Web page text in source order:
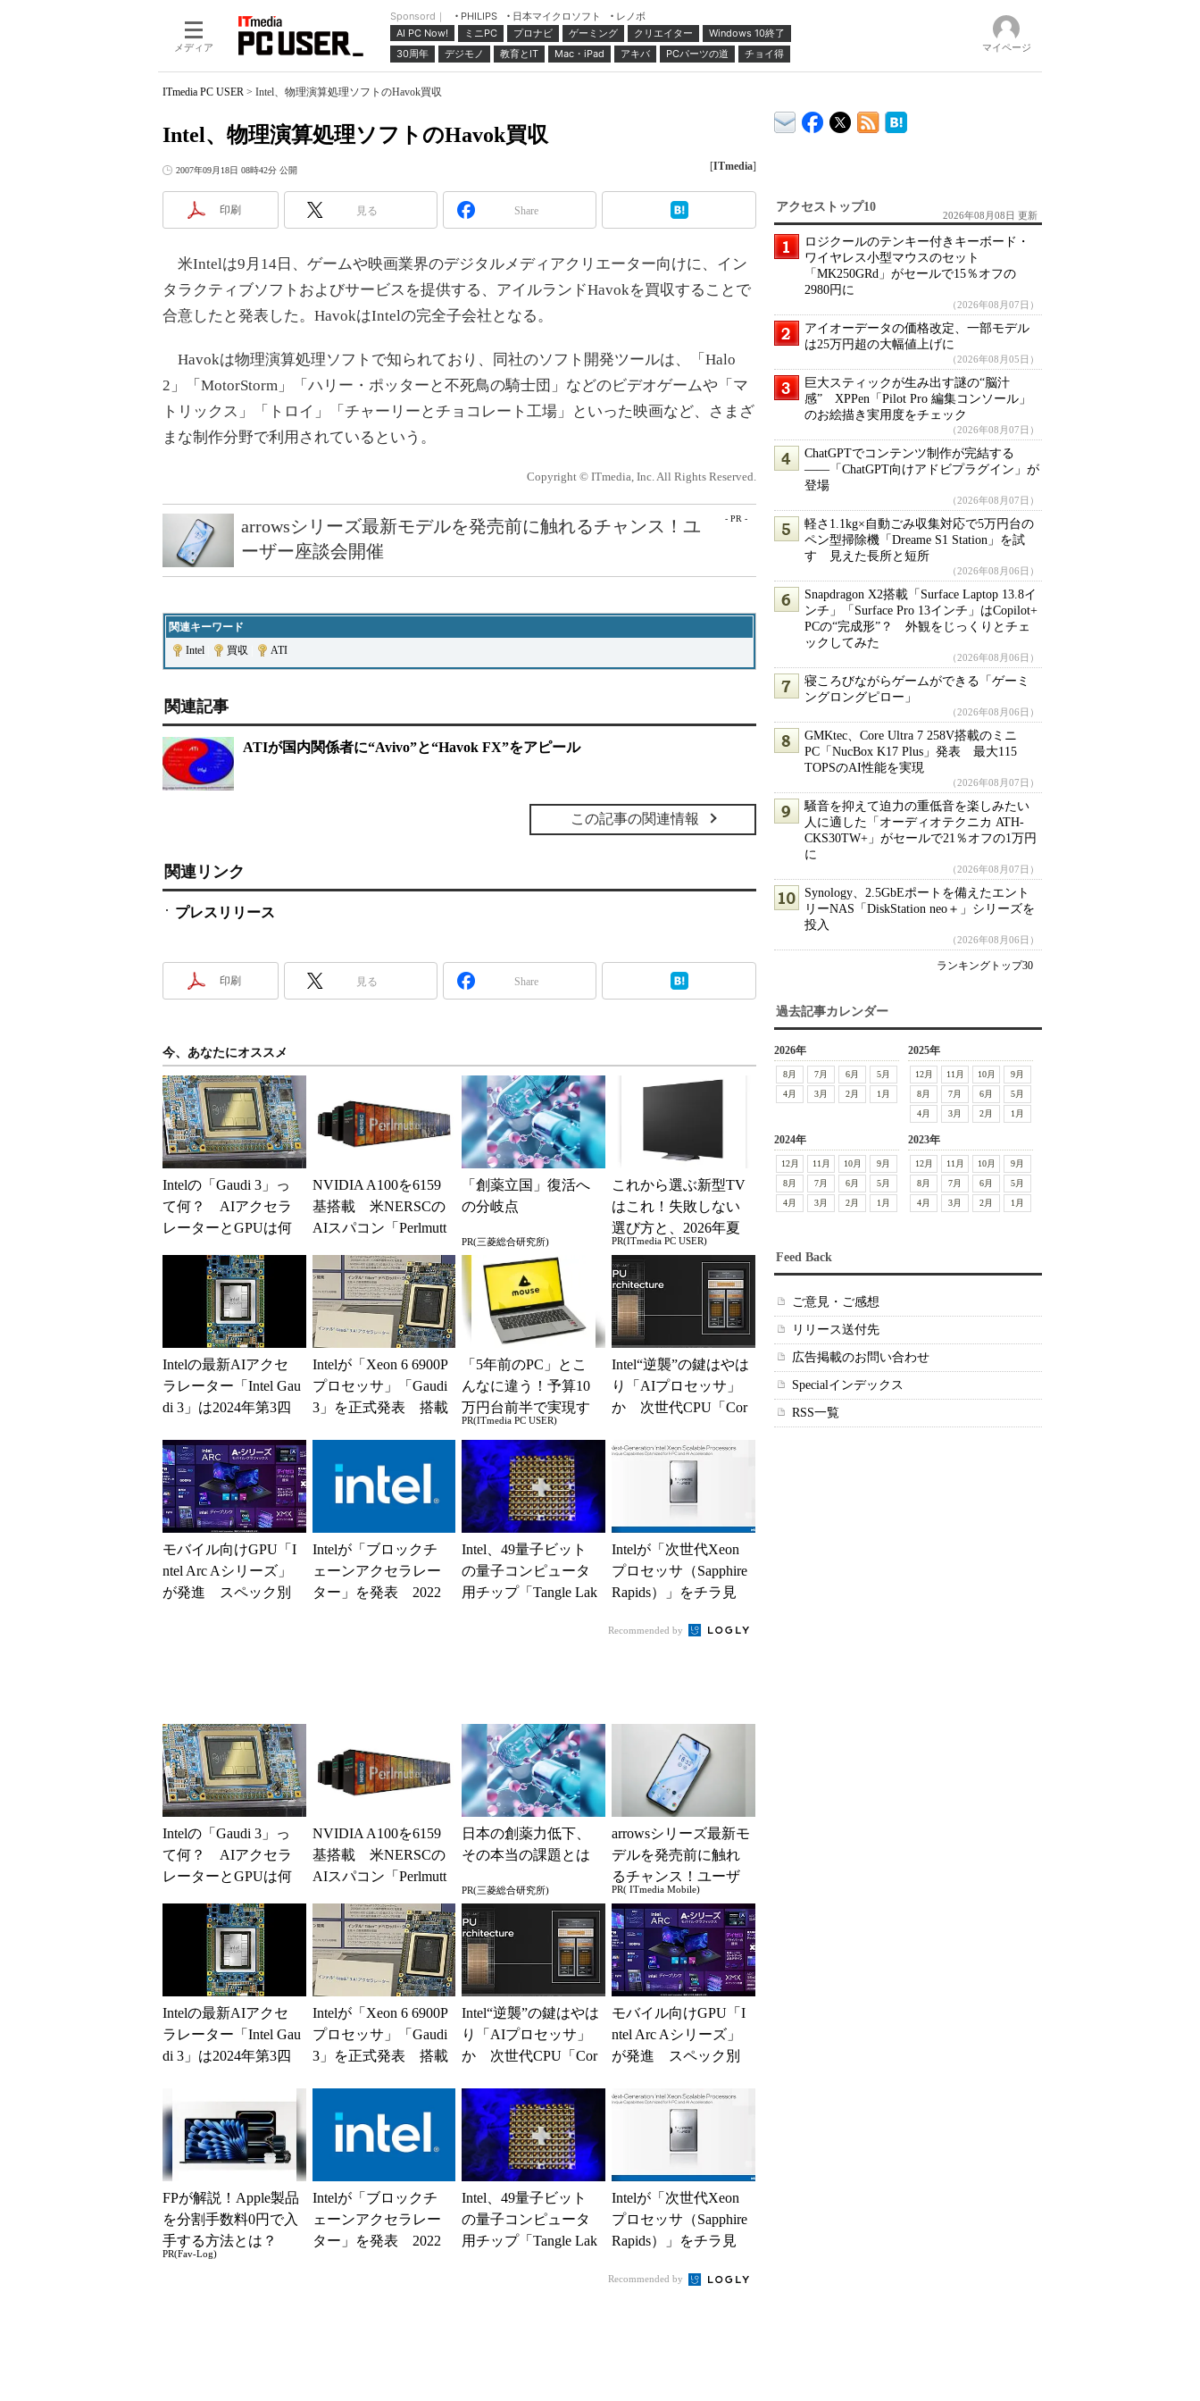
メディア
Sponsord｜ PHILIPS 日本マイクロソフト
レノボ
AI PC Now!
ミニPC プロナビ ゲーミング クリエイター
Windows 10終了
30周年
デジモノ 教育とIT Mac・iPad アキバ PCパーツの道 チョイ得 マイページ
ITmedia PC USER > Intel、物理演算処理ソフトのHavok買収
Intel、物理演算処理ソフトのHavok買収
2007年09月18日 08時42分 公開 [ITmedia]
印刷 見る Share
米Intelは9月14日、ゲームや映画業界のデジタルメディアクリエーター向けに、イン
タラクティブソフトおよびサービスを提供する、アイルランドHavokを買収することで
合意したと発表した。HavokはIntelの完全子会社となる。
Havokは物理演算処理ソフトで知られており、同社のソフト開発ツールは、「Halo
2」「MotorStorm」「ハリー・ポッターと不死鳥の騎士団」などのビデオゲームや「マ
トリックス」「トロイ」「チャーリーとチョコレート工場」といった映画など、さまざ
まな制作分野で利用されているという。
Copyright © ITmedia, Inc. All Rights Reserved.
- PR -
arrowsシリーズ最新モデルを発売前に触れるチャンス！ユ
ーザー座談会開催
関連キーワード
Intel
買収 ATI
関連記事
ATIが国内関係者に“Avivo”と“Havok FX”をアピール
この記事の関連情報
関連リンク
プレスリリース
印刷 見る Share
今、あなたにオススメ
Intelの「Gaudi 3」っ
て何？ AIアクセラ
レーターとGPUは何
NVIDIA A100を6159
基搭載 米NERSCの
AIスパコン「Perlmutt
「創薬立国」復活へ
の分岐点
PR(三菱総合研究所)
これから選ぶ新型TV
はこれ！失敗しない
選び方と、2026年夏
の一押しモデル
PR(ITmedia PC USER)
Intelの最新AIアクセ
ラレーター「Intel Gau
di 3」は2024年第3四
Intelが「Xeon 6 6900P
プロセッサ」「Gaudi
3」を正式発表 搭載
「5年前のPC」とこ
んなに違う！予算10
万円台前半で実現す
る快適PCライフ
PR(ITmedia PC USER)
Intel“逆襲”の鍵はやは
り「AIプロセッサ」
か 次世代CPU「Cor
モバイル向けGPU「I
ntel Arc Aシリーズ」
が発進 スペック別
Intelが「ブロックチ
ェーンアクセラレー
ター」を発表 2022
Intel、49量子ビット
の量子コンピュータ
用チップ「Tangle Lak
Intelが「次世代Xeon
プロセッサ（Sapphire
Rapids）」をチラ見
内...
Recommended by
Intelの「Gaudi 3」っ
て何？ AIアクセラ
レーターとGPUは何
NVIDIA A100を6159
基搭載 米NERSCの
AIスパコン「Perlmutt
日本の創薬力低下、
その本当の課題とは
PR(三菱総合研究所)
arrowsシリーズ最新モ
デルを発売前に触れ
るチャンス！ユーザ
ー座談会開催
PR( ITmedia Mobile)
Intelの最新AIアクセ
ラレーター「Intel Gau
di 3」は2024年第3四
Intelが「Xeon 6 6900P
プロセッサ」「Gaudi
3」を正式発表 搭載
Intel“逆襲”の鍵はやは
り「AIプロセッサ」
か 次世代CPU「Cor
モバイル向けGPU「I
ntel Arc Aシリーズ」
が発進 スペック別
入
FPが解説！Apple製品
を分割手数料0円で入
手する方法とは？
PR(Fav-Log)
Intelが「ブロックチ
ェーンアクセラレー
ター」を発表 2022
Intel、49量子ビット
の量子コンピュータ
用チップ「Tangle Lak
Intelが「次世代Xeon
プロセッサ（Sapphire
Rapids）」をチラ見
内...
Recommended by
アクセストップ10
2026年08月08日 更新
ロジクールのテンキー付きキーボード・
ワイヤレス小型マウスのセット
「MK250GRd」がセールで15％オフの
2980円に
（2026年08月07日）
アイオーデータの価格改定、一部モデル
は25万円超の大幅値上げに
（2026年08月05日）
巨大スティックが生み出す謎の“脳汁
感” XPPen「Pilot Pro 編集コンソール」
のお絵描き実用度をチェック
（2026年08月07日）
ChatGPTでコンテンツ制作が完結する
――「ChatGPT向けアドビプラグイン」が
登場
（2026年08月07日）
軽さ1.1kg×自動ごみ収集対応で5万円台の
ペン型掃除機「Dreame S1 Station」を試
す 見えた長所と短所
（2026年08月06日）
Snapdragon X2搭載「Surface Laptop 13.8イ
ンチ」「Surface Pro 13インチ」はCopilot+
PCの“完成形”？ 外観をじっくりとチェ
ックしてみた
（2026年08月06日）
寝ころびながらゲームができる「ゲーミ
ングロングピロー」
（2026年08月06日）
GMKtec、Core Ultra 7 258V搭載のミニ
PC「NucBox K17 Plus」発表 最大115
TOPSのAI性能を実現
（2026年08月07日）
騒音を抑えて迫力の重低音を楽しみたい
人に適した「オーディオテクニカ ATH-
CKS30TW+」がセールで21％オフの1万円
に
（2026年08月07日）
Synology、2.5GbEポートを備えたエント
リーNAS「DiskStation neo＋」シリーズを
投入
（2026年08月06日）
ランキングトップ30
過去記事カレンダー
2026年
8月 7月 6月
5月
4月
3月 2月 1月
2025年
12月 11月 10月
9月
8月
7月 6月
5月
4月
3月 2月 1月
2024年
12月 11月 10月
9月
8月
7月 6月
5月
4月
3月 2月 1月
2023年
12月 11月 10月
9月
8月
7月 6月
5月
4月
3月 2月 1月
Feed Back
ご意見・ご感想
リリース送付先
広告掲載のお問い合わせ
Specialインデックス
RSS一覧